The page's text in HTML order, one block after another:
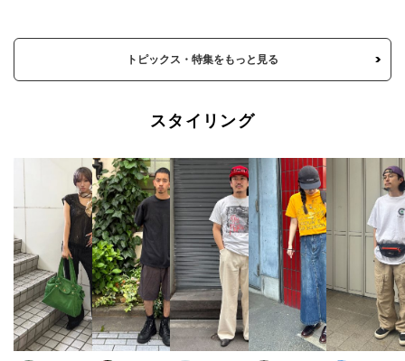
トピックス・特集をもっと見る
スタイリング